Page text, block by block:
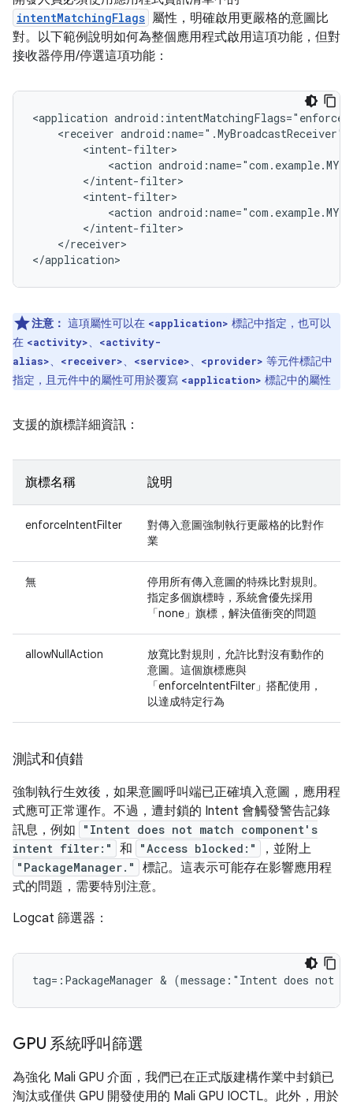
intentMatchingFlags 屬性，明確啟用更嚴格的意圖比
對。以下範例說明如何為整個應用程式啟用這項功能，但對
接收器停用/停選這項功能：
<application
<receiver android:name=".MyBroadcastReceiver"
<action
<action
</receiver>
注意： 這項屬性可以在 <application> 標記中指定，也可以
在 <activity>、
<activity-
alias>、 <receiver>、 <service>、 <provider> 等元件標記中
指定，且元件中的屬性可用於覆寫 <application> 標記中的屬性
支援的旗標詳細資訊：
旗標名稱 說明
enforceIntentFilter
對傳入意圖強制執行更嚴格的比對作
業
無
停用所有傳入意圖的特殊比對規則。
指定多個旗標時，系統會優先採用
「none」旗標，解決值衝突的問題
allowNullAction
放寬比對規則，允許比對沒有動作的
意圖。這個旗標應與
「enforceIntentFilter」搭配使用，
以達成特定行為
測試和偵錯
強制執行生效後，如果意圖呼叫端已正確填入意圖，應用程
式應可正常運作。不過，遭封鎖的 Intent 會觸發警告記錄
訊息，例如
"Intent does not match component's
intent filter:"
和 "Access blocked:" ，並附上
"PackageManager."
標記。這表示可能存在影響應用程
式的問題，需要特別注意。
Logcat 篩選器：
GPU 系統呼叫篩選
為強化 Mali GPU 介面，我們已在正式版建構作業中封鎖已
淘汰或僅供 GPU 開發使用的 Mali GPU IOCTL。此外，用於